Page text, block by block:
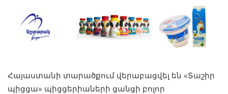
Հայաստանի տարածքում վերաբացվել են «Տաշիր
պիցցա» պիցցերիաների ցանցի բոլոր